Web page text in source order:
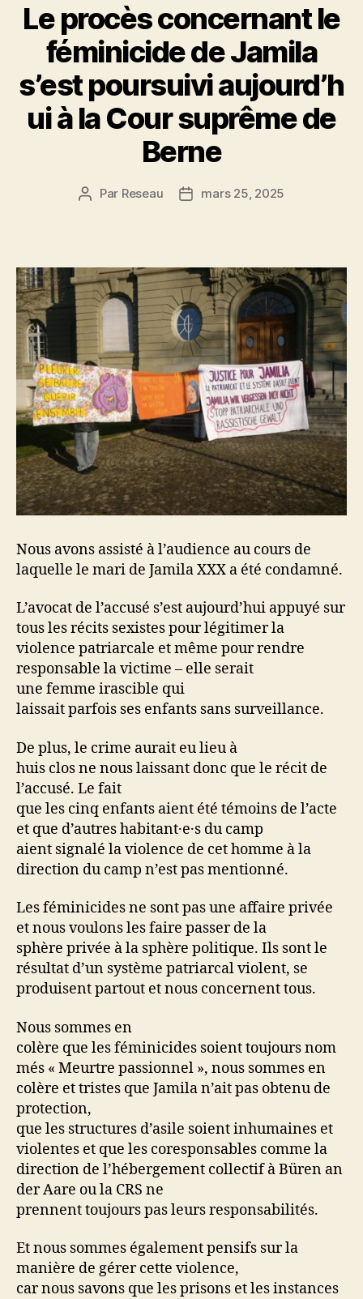
Le procès concernant le
féminicide de Jamila
s’est poursuivi aujourd’h
ui à la Cour suprême de
Berne
Auteur
Par Reseau
Datemars 25, 2025
Nous avons assisté à l’audience au cours de
laquelle le mari de Jamila XXX a été condamné.
L’avocat de l’accusé s’est aujourd’hui appuyé sur
tous les récits sexistes pour légitimer la
violence patriarcale et même pour rendre
responsable la victime – elle serait
une femme irascible qui
laissait parfois ses enfants sans surveillance.
De plus, le crime aurait eu lieu à
huis clos ne nous laissant donc que le récit de
l’accusé. Le fait
que les cinq enfants aient été témoins de l’acte
et que d’autres habitant·e·s du camp
aient signalé la violence de cet homme à la
direction du camp n’est pas mentionné.
Les féminicides ne sont pas une affaire privée
et nous voulons les faire passer de la
sphère privée à la sphère politique. Ils sont le
résultat d’un système patriarcal violent, se
produisent partout et nous concernent tous.
Nous sommes en
colère que les féminicides soient toujours nom
més « Meurtre passionnel », nous sommes en
colère et tristes que Jamila n’ait pas obtenu de
protection,
que les structures d’asile soient inhumaines et
violentes et que les coresponsables comme la
direction de l’hébergement collectif à Büren an
der Aare ou la CRS ne
prennent toujours pas leurs responsabilités.
Et nous sommes également pensifs sur la
manière de gérer cette violence,
car nous savons que les prisons et les instances